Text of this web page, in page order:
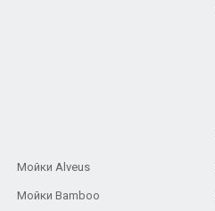
Мойки Alveus
Мойки Bamboo